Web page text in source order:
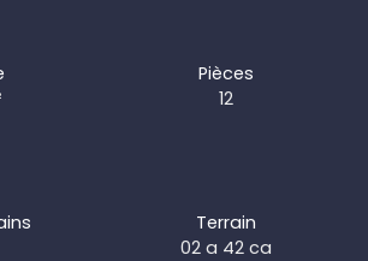
Pièces
12
Terrain
02 a 42 ca